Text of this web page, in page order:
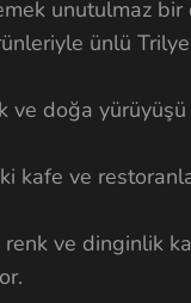
unutulmaz bir
ünlü
ve doğa yürüyüşü
kafe ve
renk ve dinginlik